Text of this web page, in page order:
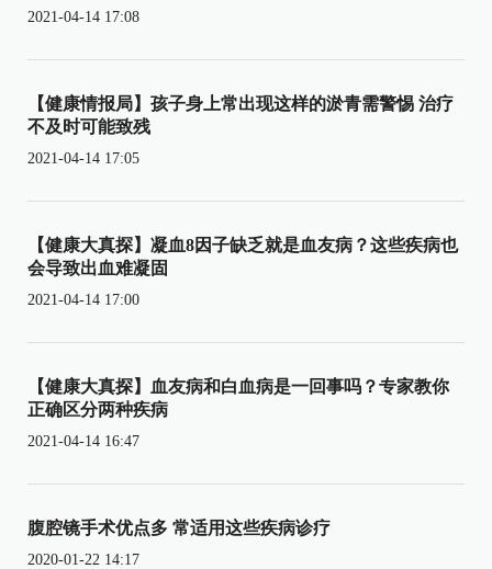
2021-04-14 17:08
【健康情报局】孩子身上常出现这样的淤青需警惕 治疗
不及时可能致残
2021-04-14 17:05
【健康大真探】凝血8因子缺乏就是血友病？这些疾病也
会导致出血难凝固
2021-04-14 17:00
【健康大真探】血友病和白血病是一回事吗？专家教你
正确区分两种疾病
2021-04-14 16:47
腹腔镜手术优点多 常适用这些疾病诊疗
2020-01-22 14:17